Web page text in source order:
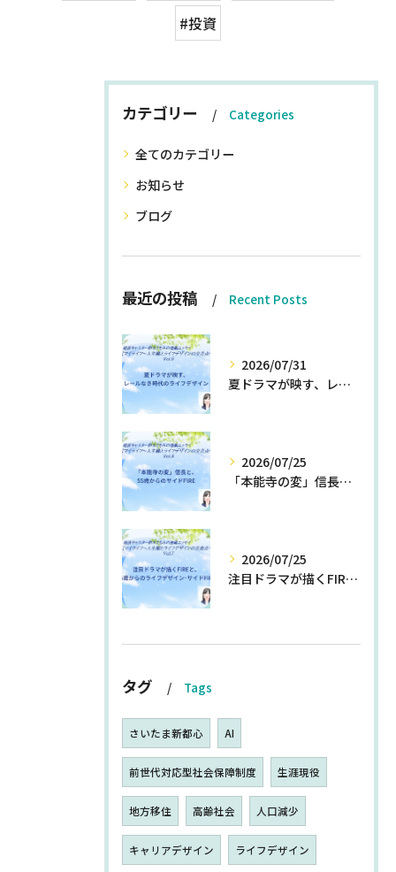
#投資
カテゴリー Categories
全てのカテゴリー
お知らせ
ブログ
最近の投稿 Recent Posts
2026/07/31
夏ドラマが映す、レールなき時代のライフデザイン
2026/07/25
「本能寺の変」信長と、55歳からのサイドFIRE
2026/07/25
注目ドラマが描くFIREと、55歳からのライフデザイン・サイドFIRE
タグ Tags
さいたま新都心 AI
前世代対応型社会保障制度 生涯現役
地方移住 高齢社会 人口減少
キャリアデザイン ライフデザイン